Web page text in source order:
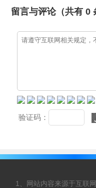
留言与评论（共有 0
验证码：
1、网站内容来源于互联